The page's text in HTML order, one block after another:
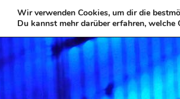
Wir verwenden Cookies, um dir die
Du kannst mehr darüber erfahren,